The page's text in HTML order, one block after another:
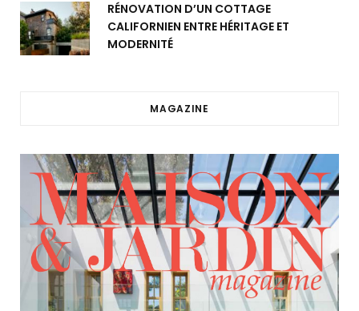
RÉNOVATION D’UN COTTAGE
CALIFORNIEN ENTRE HÉRITAGE ET
MODERNITÉ
MAGAZINE